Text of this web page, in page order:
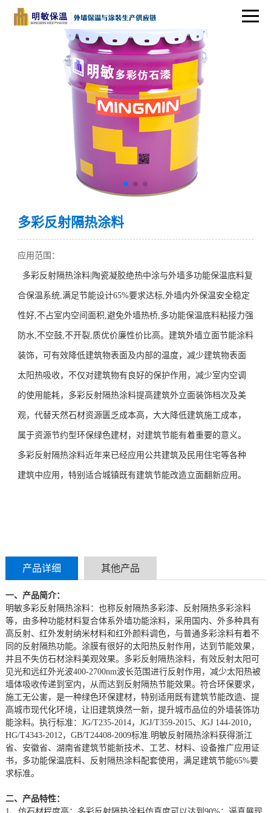
多彩反射隔热涂料
应用范围：
多彩反射隔热涂料| 陶瓷凝胶绝热中涂与外墙多功能保温底料复
合保温系统, 满足节能设计65%要求达标, 外墙内外保温安全稳定
性好, 不占室内空间面积 ,避免外墙热桥, 多功能保温底料粘接力强
防水 不空鼓, 不开裂,质优价廉性价比高。 建筑外墙立面节能涂料
装饰，可有效降低建筑物表面及内部的温度，减少建筑物表面
太阳热吸收，不仅对建筑物有良好的保护作用，减少室内空调
的使用能耗，多彩反射隔热涂料提高建筑外立面装饰档次及美
观，代替天然石材资源匮乏成本高，大大降低建筑施工成本，
属于资源节约型环保绿色建材，对建筑节能有着重要的意义。
多彩反射隔热涂料近年来已经应用公共建筑及民用住宅等各种
建筑中应用 ， 特别适合城镇既有建筑节能改造立面翻新应用。
产品详细 其他产品
一、产品简介：
明敏多彩反射隔热涂料：也称反射隔热多彩漆、反射隔热多彩涂料
等，由多种功能材料复合体系外墙功能涂料，采用国内、外多种具有
高反射、红外发射纳米材料和红外颜料调色，与普通多彩涂料有着不
同的反射隔热功能。涂膜有很好的太阳热反射作用，达到节能效果，
并且不失仿石材涂料美观效果。多彩反射隔热涂料，有效反射太阳可
见光和远红外光波400-2700nm波长范围进行反射作用，减少太阳热被
墙体吸收传递到室内，从而达到反射隔热节能效果。符合环保要求，
施工无公害，是一种绿色环保建材，特别适用既有建筑节能改造、提
高城市现代化环境，让旧建筑焕然一新，提升城市品位的外墙装饰功
能涂料。执行标准：JG/T235-2014，JGJ/T359-2015、JGJ 144-2010，
HG/T4343-2012，GB/T24408-2009标准.明敏反射隔热涂料获得浙江
省、安徽省、湖南省建筑节能新技术、工艺、材料、设备推广应用证
书，多功能保温底料、反射隔热涂料配套使用，满足建筑节能65%要
求标准。
二、产品特性：